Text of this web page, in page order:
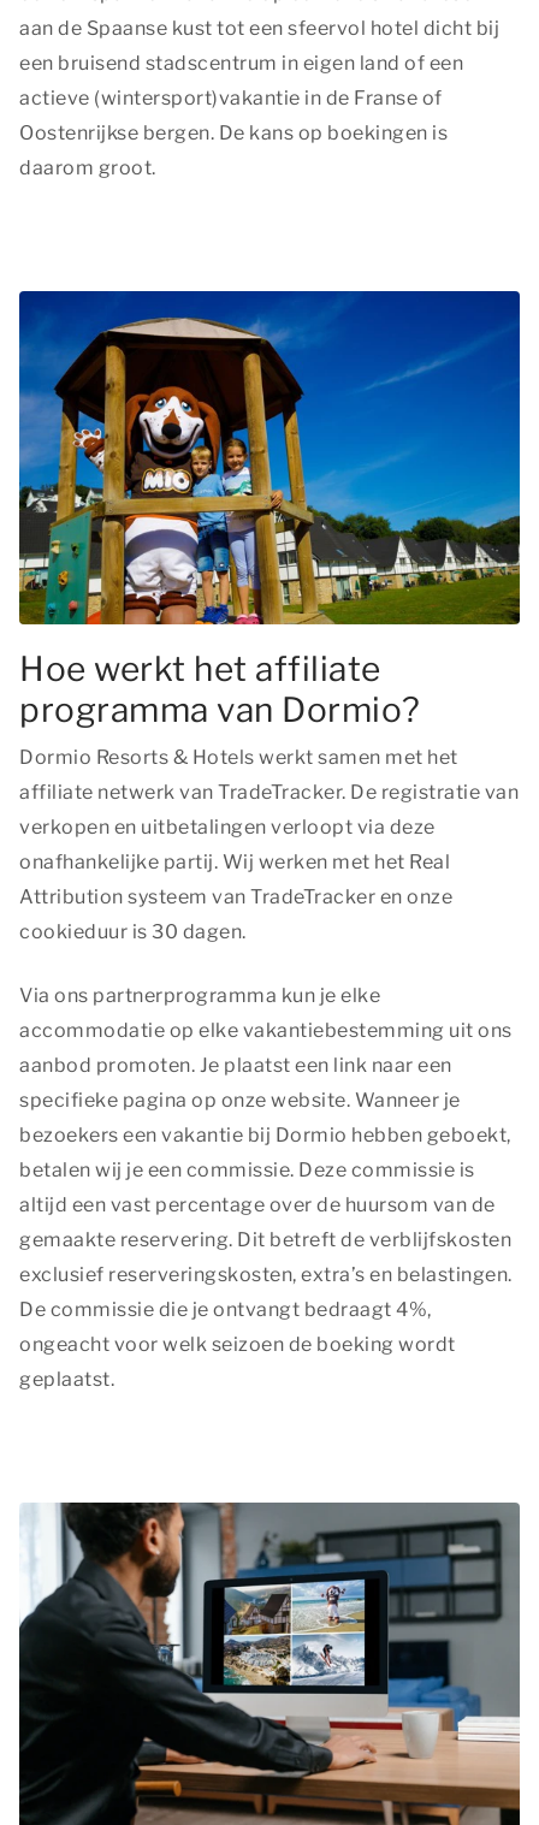
aan de Spaanse kust tot een sfeervol hotel dicht bij
een bruisend stadscentrum in eigen land of een
actieve (wintersport)vakantie in de Franse of
Oostenrijkse bergen. De kans op boekingen is
daarom groot.
Hoe werkt het affiliate
programma van Dormio?
Dormio Resorts & Hotels werkt samen met het
affiliate netwerk van TradeTracker. De registratie van
verkopen en uitbetalingen verloopt via deze
onafhankelijke partij. Wij werken met het Real
Attribution systeem van TradeTracker en onze
cookieduur is 30 dagen.
Via ons partnerprogramma kun je elke
accommodatie op elke vakantiebestemming uit ons
aanbod promoten. Je plaatst een link naar een
specifieke pagina op onze website. Wanneer je
bezoekers een vakantie bij Dormio hebben geboekt,
betalen wij je een commissie. Deze commissie is
altijd een vast percentage over de huursom van de
gemaakte reservering. Dit betreft de verblijfskosten
exclusief reserveringskosten, extra’s en belastingen.
De commissie die je ontvangt bedraagt 4%,
ongeacht voor welk seizoen de boeking wordt
geplaatst.